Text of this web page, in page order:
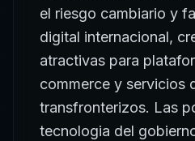
el riesgo cambiario y
digital internacional,
atractivas para
commerce y servicios
transfronterizos. Las
tecnologia del